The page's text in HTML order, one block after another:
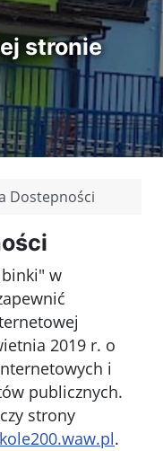
stronie
Dostepności
w
2019 r. o
i
publicznych.
strony
.